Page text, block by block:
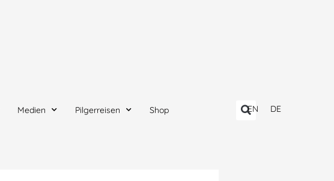
Medien Pilgerreisen Shop EN DE